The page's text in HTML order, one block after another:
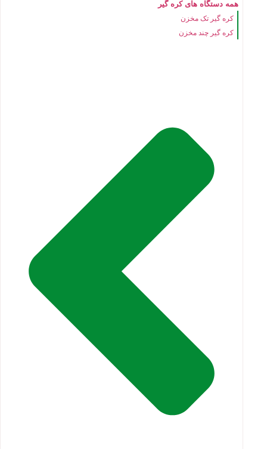
همه دستگاه های کره گیر
کره گیر تک مخزن
کره گیر چند مخزن